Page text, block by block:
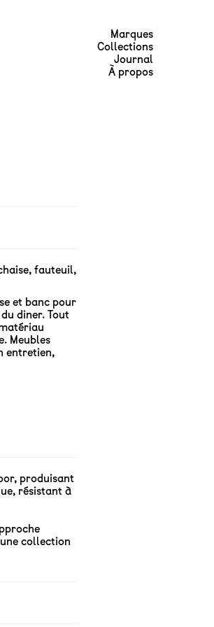
Marques
Collections
Journal
À propos
fauteuil,
et banc pour
diner. Tout
Meubles
entretien,
produisant
résistant à
collection